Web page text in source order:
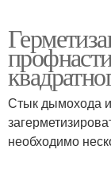
трубе
Круглая
Стык дымохода
необходимо